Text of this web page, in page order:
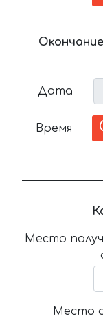
Дата
Время
Место
Место